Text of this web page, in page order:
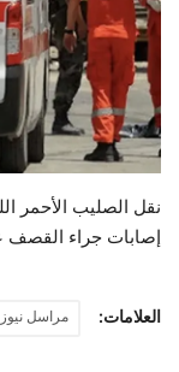
إصابات جراء القصف
العلامات: مراسل نيوز